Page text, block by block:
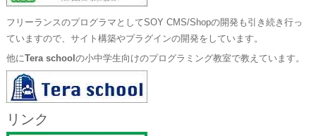
フリーランスのプログラマとしてSOY CMS/Shopの開発も引き続き行っ
ていますので、サイト構築やプラグインの開発をしています。
他にTera school の小中学生向けのプログラミング教室で教えています。
リンク